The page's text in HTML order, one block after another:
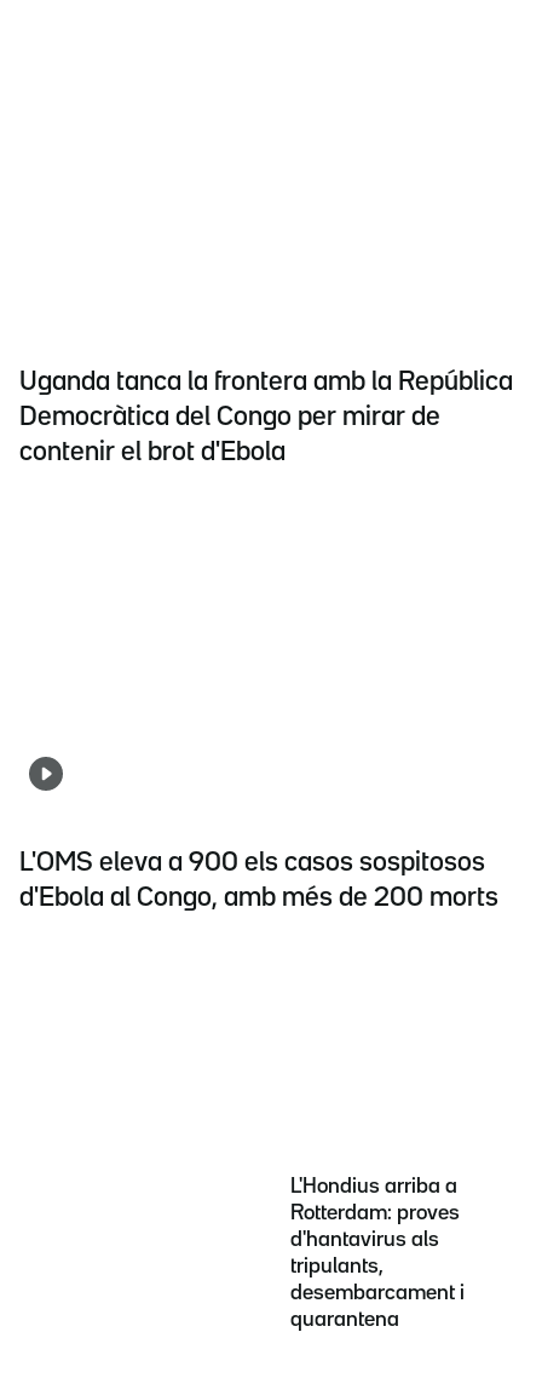
Uganda tanca la frontera amb la República
Democràtica del Congo per mirar de
contenir el brot d'Ebola
L'OMS eleva a 900 els casos sospitosos
d'Ebola al Congo, amb més de 200 morts
L'Hondius arriba a
Rotterdam: proves
d'hantavirus als
tripulants,
desembarcament i
quarantena